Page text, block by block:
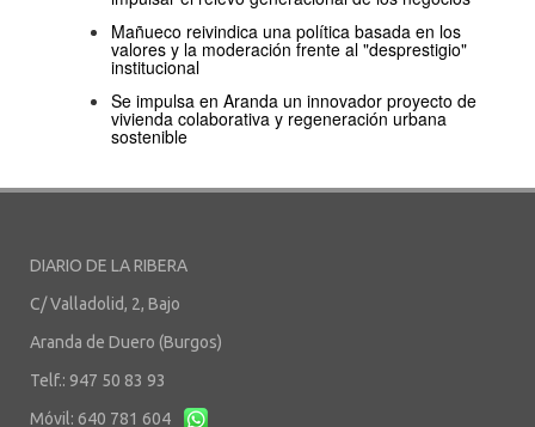
Mañueco reivindica una política basada en los
valores y la moderación frente al "desprestigio"
institucional
Se impulsa en Aranda un innovador proyecto de
vivienda colaborativa y regeneración urbana
sostenible
DIARIO DE LA RIBERA
C/ Valladolid, 2, Bajo
Aranda de Duero (Burgos)
Telf.: 947 50 83 93
Móvil: 640 781 604